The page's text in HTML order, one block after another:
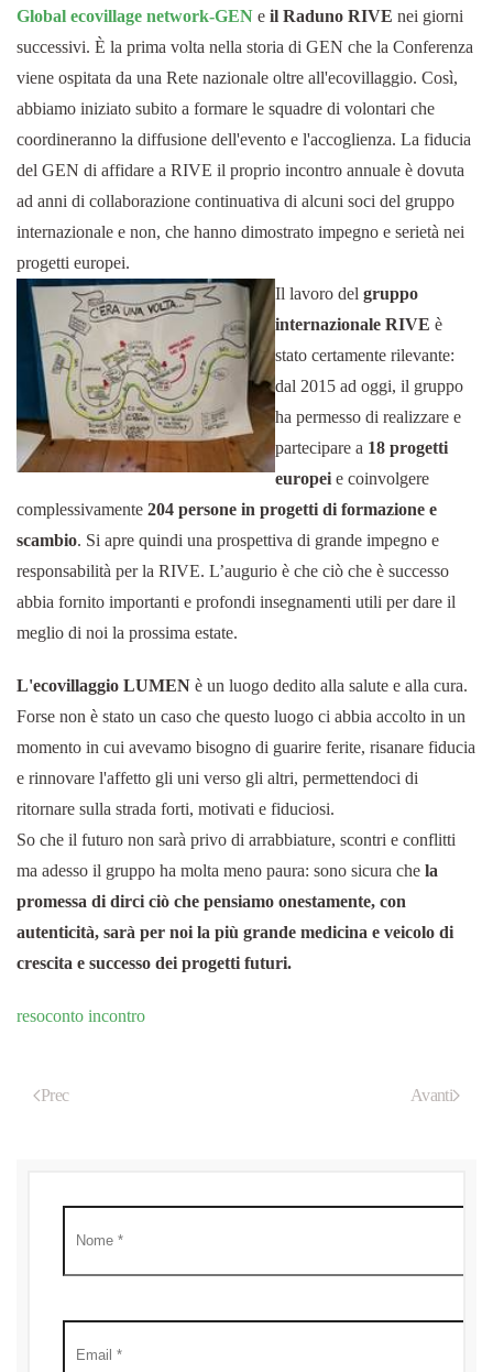
Global ecovillage network-GEN e il Raduno RIVE nei giorni
successivi. È la prima volta nella storia di GEN che la Conferenza
viene ospitata da una Rete nazionale oltre all'ecovillaggio. Così,
abbiamo iniziato subito a formare le squadre di volontari che
coordineranno la diffusione dell'evento e l'accoglienza. La fiducia
del GEN di affidare a RIVE il proprio incontro annuale è dovuta
ad anni di collaborazione continuativa di alcuni soci del gruppo
internazionale e non, che hanno dimostrato impegno e serietà nei
progetti europei.
Il lavoro del gruppo
internazionale RIVE è
stato certamente rilevante:
dal 2015 ad oggi, il gruppo
ha permesso di realizzare e
partecipare a 18 progetti
europei e coinvolgere
complessivamente 204 persone in progetti di formazione e
scambio. Si apre quindi una prospettiva di grande impegno e
responsabilità per la RIVE. L’augurio è che ciò che è successo
abbia fornito importanti e profondi insegnamenti utili per dare il
meglio di noi la prossima estate.
L'ecovillaggio LUMEN è un luogo dedito alla salute e alla cura.
Forse non è stato un caso che questo luogo ci abbia accolto in un
momento in cui avevamo bisogno di guarire ferite, risanare fiducia
e rinnovare l'affetto gli uni verso gli altri, permettendoci di
ritornare sulla strada forti, motivati e fiduciosi.
So che il futuro non sarà privo di arrabbiature, scontri e conflitti
ma adesso il gruppo ha molta meno paura: sono sicura che la
promessa di dirci ciò che pensiamo onestamente, con
autenticità, sarà per noi la più grande medicina e veicolo di
crescita e successo dei progetti futuri.
resoconto incontro
Prec Avanti